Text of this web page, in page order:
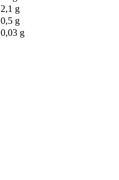
2,1 g
0,5 g
0,03 g